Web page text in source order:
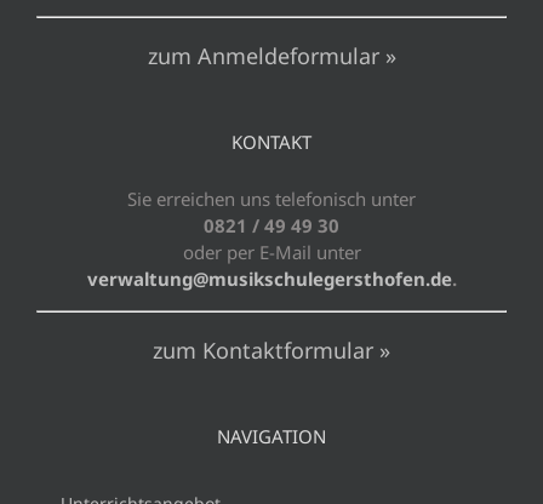
zum Anmeldeformular »
KONTAKT
Sie erreichen uns telefonisch unter
0821 / 49 49 30
oder per E-Mail unter
verwaltung@musikschulegersthofen.de.
zum Kontaktformular »
NAVIGATION